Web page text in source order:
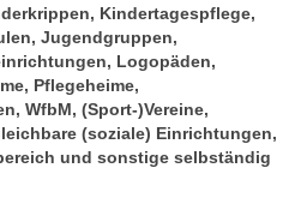
Kindertagespflege,
Jugendgruppen,
Logopäden,
Pflegeheime,
WfbM, (Sport-)Vereine,
(soziale) Einrichtungen,
und sonstige selbständig